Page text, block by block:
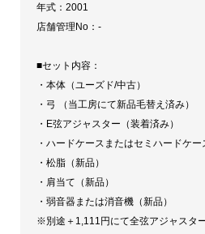
年式：2001
店舗管理No：-
■セット内容：
・本体（ユーズド/中古）
・弓 （当工房にて新品毛替え済み）
・E弦アジャスター（装着済み）
・ハードケースまたはセミハードケー
・松脂（新品）
・肩当て（新品）
・弱音器または消音機（新品）
※別途＋1,111円にて全弦アジャスタ